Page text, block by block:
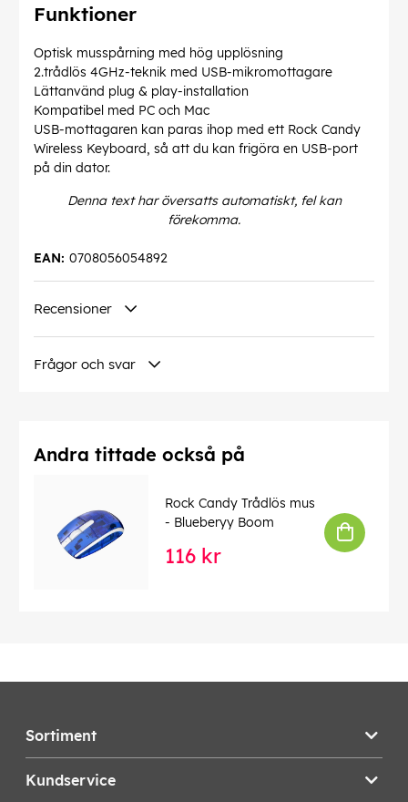
Funktioner
Optisk musspårning med hög upplösning
2.trådlös 4GHz-teknik med USB-mikromottagare
Lättanvänd plug & play-installation
Kompatibel med PC och Mac
USB-mottagaren kan paras ihop med ett Rock Candy
Wireless Keyboard, så att du kan frigöra en USB-port
på din dator.
Denna text har översatts automatiskt, fel kan
förekomma.
0708056054892
EAN:
Recensioner
Frågor och svar
Andra tittade också på
Rock Candy Trådlös mus
- Blueberyy Boom
116 kr
Sortiment
Kundservice